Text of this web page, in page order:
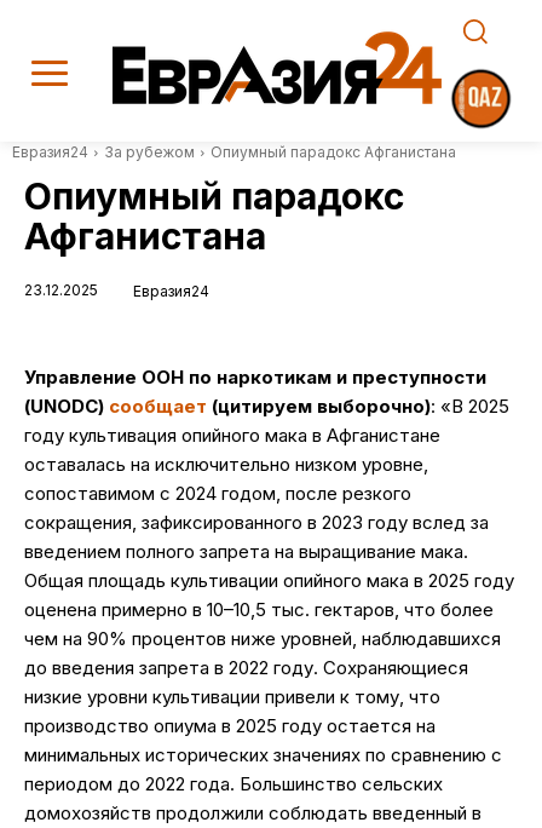
Евразия24 За рубежом Опиумный парадокс Афганистана
Опиумный парадокс
Афганистана
23.12.2025 Евразия24
Управление ООН по наркотикам и преступности
(UNODC) сообщает (цитируем выборочно): «В 2025
году культивация опийного мака в Афганистане
оставалась на исключительно низком уровне,
сопоставимом с 2024 годом, после резкого
сокращения, зафиксированного в 2023 году вслед за
введением полного запрета на выращивание мака.
Общая площадь культивации опийного мака в 2025 году
оценена примерно в 10–10,5 тыс. гектаров, что более
чем на 90% процентов ниже уровней, наблюдавшихся
до введения запрета в 2022 году. Сохраняющиеся
низкие уровни культивации привели к тому, что
производство опиума в 2025 году остается на
минимальных исторических значениях по сравнению с
периодом до 2022 года. Большинство сельских
домохозяйств продолжили соблюдать введенный в